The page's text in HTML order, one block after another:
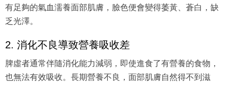
有足夠的氣血濡養面部肌膚，臉色便會變得萎黃、蒼白，缺
乏光澤。
2. 消化不良導致營養吸收差
脾虛者通常伴隨消化能力減弱，即使進食了有營養的食物，
也無法有效吸收。長期營養不良，面部肌膚自然得不到滋